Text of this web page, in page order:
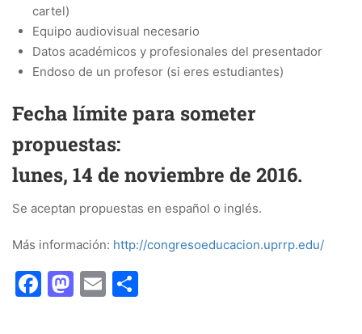
cartel)
Equipo audiovisual necesario
Datos académicos y profesionales del presentador
Endoso de un profesor (si eres estudiantes)
Fecha límite para someter
propuestas:
lunes, 14 de noviembre de 2016.
Se aceptan propuestas en español o inglés.
Más información: http://congresoeducacion.uprrp.edu/
Facebook
Mastodon
Email